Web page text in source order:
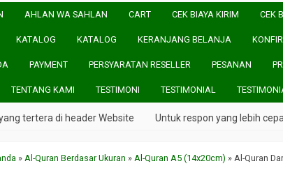
AHLAN WA SAHLAN CART CEK BIAYA KIRIM CEK
KATALOG KATALOG KERANJANG BELANJA
PAYMENT PERSYARATAN RESELLER PESANAN
TENTANG KAMI TESTIMONI TESTIMONIAL
di header Website Untuk respon yang lebih cepat,
»Al-Quran Berdasar Ukuran »Al-Quran A5 (14x20cm) »Al-Quran